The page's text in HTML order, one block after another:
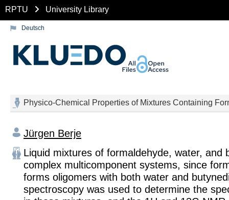
RPTU University Library
Deutsch
Physico-Chemical Properties of Mixtures Containing
Jürgen Berje
Liquid mixtures of formaldehyde, water, and
complex multicomponent systems, since
forms oligomers with both water and
spectroscopy was used to determine the